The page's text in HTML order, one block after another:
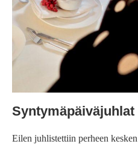
Syntymäpäiväjuhlat
Eilen juhlistettiin perheen